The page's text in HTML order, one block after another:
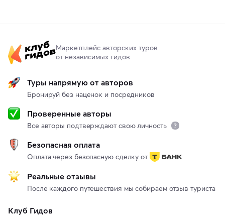
Маркетплейс авторских туров
от независимых гидов
Туры напрямую от авторов
Бронируй без наценок и посредников
Проверенные авторы
Все авторы подтверждают свою личность
Безопасная оплата
Оплата через безопасную сделку от
Реальные отзывы
После каждого путешествия мы собираем отзыв туриста
Клуб Гидов